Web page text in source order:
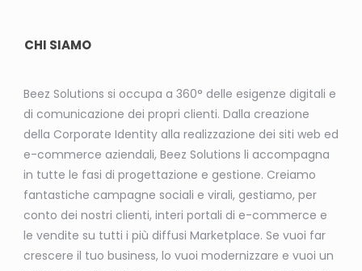
CHI SIAMO
Beez Solutions si occupa a 360° delle esigenze digitali e
di comunicazione dei propri clienti. Dalla creazione
della Corporate Identity alla realizzazione dei siti web ed
e-commerce aziendali, Beez Solutions li accompagna
in tutte le fasi di progettazione e gestione. Creiamo
fantastiche campagne sociali e virali, gestiamo, per
conto dei nostri clienti, interi portali di e-commerce e
le vendite su tutti i più diffusi Marketplace. Se vuoi far
crescere il tuo business, lo vuoi modernizzare e vuoi un